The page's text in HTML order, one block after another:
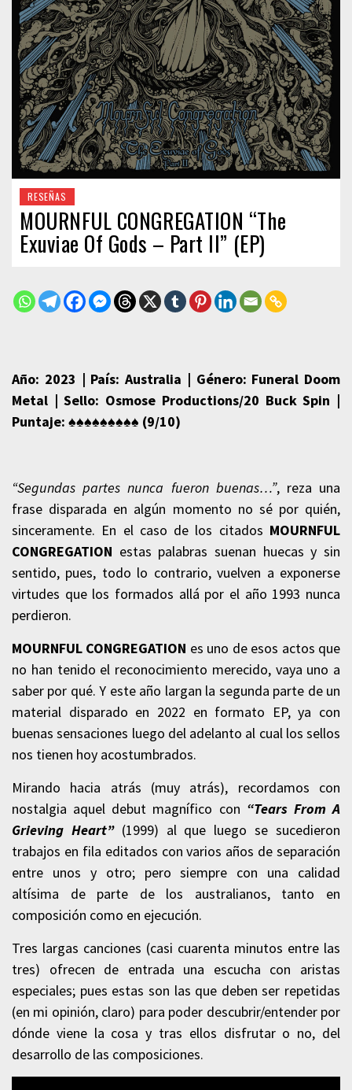
RESEÑAS
MOURNFUL CONGREGATION “The
Exuviae Of Gods – Part II” (EP)
Año: 2023 | País: Australia | Género: Funeral Doom
Metal | Sello: Osmose Productions/20 Buck Spin |
Puntaje: ♠♠♠♠♠♠♠♠♠ (9/10)
“Segundas partes nunca fueron buenas…”, reza una
frase disparada en algún momento no sé por quién,
sinceramente. En el caso de los citados MOURNFUL
CONGREGATION estas palabras suenan huecas y sin
sentido, pues, todo lo contrario, vuelven a exponerse
virtudes que los formados allá por el año 1993 nunca
perdieron.
MOURNFUL CONGREGATION es uno de esos actos que
no han tenido el reconocimiento merecido, vaya uno a
saber por qué. Y este año largan la segunda parte de un
material disparado en 2022 en formato EP, ya con
buenas sensaciones luego del adelanto al cual los sellos
nos tienen hoy acostumbrados.
Mirando hacia atrás (muy atrás), recordamos con
nostalgia aquel debut magnífico con “Tears From A
Grieving Heart” (1999) al que luego se sucedieron
trabajos en fila editados con varios años de separación
entre unos y otro; pero siempre con una calidad
altísima de parte de los australianos, tanto en
composición como en ejecución.
Tres largas canciones (casi cuarenta minutos entre las
tres) ofrecen de entrada una escucha con aristas
especiales; pues estas son las que deben ser repetidas
(en mi opinión, claro) para poder descubrir/entender por
dónde viene la cosa y tras ellos disfrutar o no, del
desarrollo de las composiciones.